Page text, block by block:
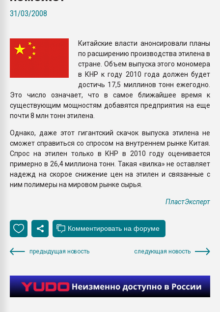
31/03/2008
Китайские власти анонсировали планы
по расширению производства этилена в
стране. Объем выпуска этого мономера
в КНР к году 2010 года должен будет
достичь 17,5 миллинов тонн ежегодно.
Это число означает, что в самое ближайшее время к
существующим мощностям добавятся предприятия на еще
почти 8 млн тонн этилена.
Однако, даже этот гигантский скачок выпуска этилена не
сможет справиться со спросом на внутреннем рынке Китая.
Спрос на этилен только в КНР в 2010 году оценивается
примерно в 26,4 миллиона тонн. Такая «вилка» не оставляет
надежд на скорое снижение цен на этилен и связанные с
ним полимеры на мировом рынке сырья.
ПластЭксперт
предыдущая новость следующая новость